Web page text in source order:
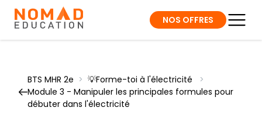
NOS OFFRES
BTS MHR 2e > 💡Forme-toi à l'électricité
>
Module 3 - Manipuler les principales formules pour
débuter dans l'électricité